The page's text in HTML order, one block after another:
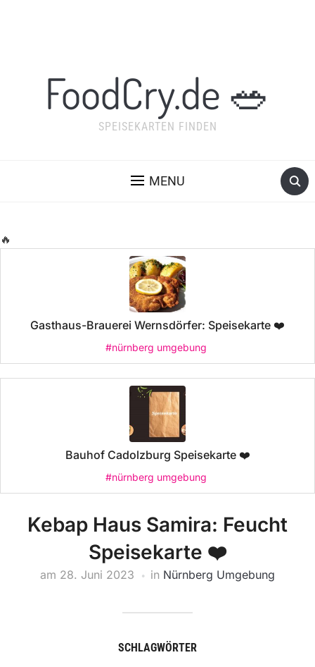
FoodCry.de 🥗
SPEISEKARTEN FINDEN
MENU
🔥
Gasthaus-Brauerei Wernsdörfer: Speisekarte ❤️
#nürnberg umgebung
Bauhof Cadolzburg Speisekarte ❤️
#nürnberg umgebung
Kebap Haus Samira: Feucht
Speisekarte ❤️
am 28. Juni 2023 in Nürnberg Umgebung
SCHLAGWÖRTER